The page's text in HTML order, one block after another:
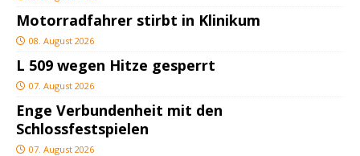
Motorradfahrer stirbt in Klinikum
08. August 2026
L 509 wegen Hitze gesperrt
07. August 2026
Enge Verbundenheit mit den
Schlossfestspielen
07. August 2026